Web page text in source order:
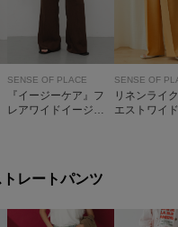
SENSE OF PLACE
『イージーケア』フ
レアワイドイージー
SENSE OF
リネンライ
エストワイ
レートパンツ